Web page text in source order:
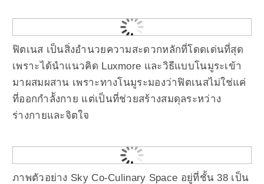
ฟิตเนส เป็นสิ่งอำนวยความสะดวกหลักที่โดดเด่นที่สุด
เพราะได้นำแนวคิด Luxmore และวิธีแบบโนมูระเข้า
มาผสมผสาน เพราะทางโนมูระมองว่าฟิตเนสไม่ใช่แค่
ที่ออกกำลัังกาย แต่เป็นที่ช่วยสร้างสมดุลระหว่าง
ร่างกายและจิตใจ
ภาพตัวอย่าง Sky Co-Culinary Space อยู่ที่ชั้น 38 เป็น